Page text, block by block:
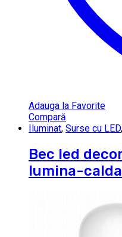
Adauga la Favorite
Compară
Iluminat, Surse cu LED,
Bec led
lumina-